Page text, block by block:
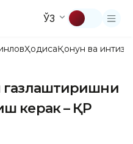
ЎЗ
ҲодисаҚонун ва
газлаштиришни
керак – ҚР